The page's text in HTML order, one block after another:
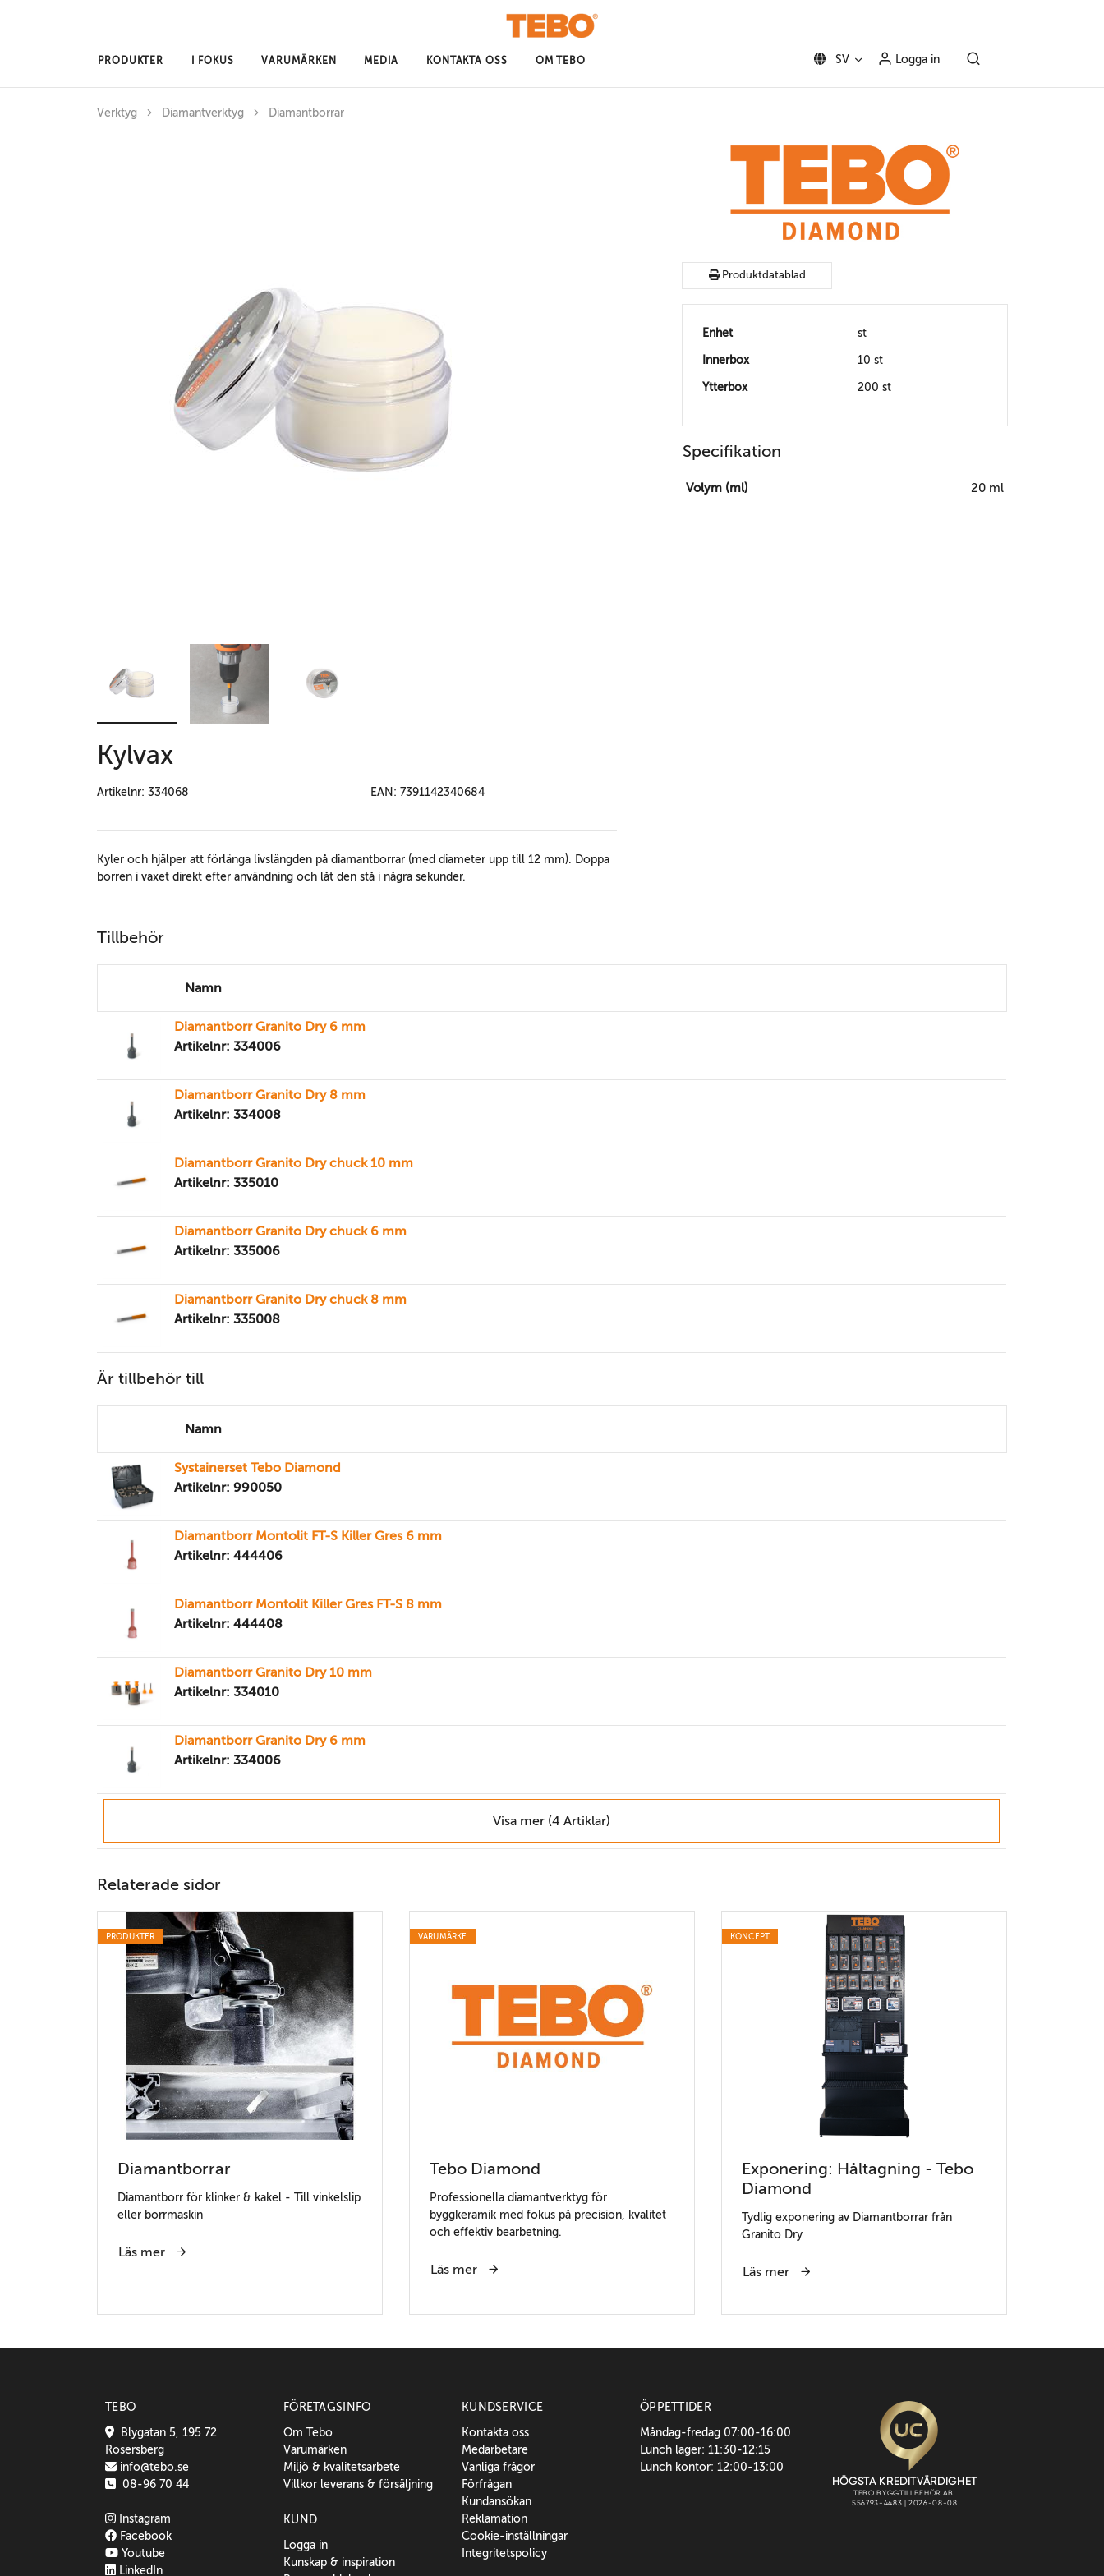
PRODUKTER I FOKUS VARUMÄRKEN MEDIA KONTAKTA OSS OM TEBO SV Logga in
Verktyg Diamantverktyg Diamantborrar
Kylvax
Artikelnr: 334068 EAN: 7391142340684
Kyler och hjälper att förlänga livslängden på diamantborrar (med diameter upp till 12 mm). Doppa
borren i vaxet direkt efter användning och låt den stå i några sekunder.
Produktdatablad
Enhet st
Innerbox 10 st
Ytterbox 200 st
Specifikation
Volym (ml) 20 ml
Tillbehör
Namn
Diamantborr Granito Dry 6 mm
Artikelnr: 334006
Diamantborr Granito Dry 8 mm
Artikelnr: 334008
Diamantborr Granito Dry chuck 10 mm
Artikelnr: 335010
Diamantborr Granito Dry chuck 6 mm
Artikelnr: 335006
Diamantborr Granito Dry chuck 8 mm
Artikelnr: 335008
Är tillbehör till
Namn
Systainerset Tebo Diamond
Artikelnr: 990050
Diamantborr Montolit FT-S Killer Gres 6 mm
Artikelnr: 444406
Diamantborr Montolit Killer Gres FT-S 8 mm
Artikelnr: 444408
Diamantborr Granito Dry 10 mm
Artikelnr: 334010
Diamantborr Granito Dry 6 mm
Artikelnr: 334006
Visa mer (4 Artiklar)
Relaterade sidor
PRODUKTER
Diamantborrar
Diamantborr för klinker & kakel - Till vinkelslip
eller borrmaskin
Läs mer
VARUMÄRKE
Tebo Diamond
Professionella diamantverktyg för
byggkeramik med fokus på precision, kvalitet
och effektiv bearbetning.
Läs mer
KONCEPT
Exponering: Håltagning - Tebo
Diamond
Tydlig exponering av Diamantborrar från
Granito Dry
Läs mer
TEBO
Blygatan 5, 195 72
Rosersberg
info@tebo.se
08-96 70 44
Instagram
Facebook
Youtube
LinkedIn
FÖRETAGSINFO
Om Tebo
Varumärken
Miljö & kvalitetsarbete
Villkor leverans & försäljning
KUND
Logga in
Kunskap & inspiration
KUNDSERVICE
Kontakta oss
Medarbetare
Vanliga frågor
Förfrågan
Kundansökan
Reklamation
Cookie-inställningar
Integritetspolicy
ÖPPETTIDER
Måndag-fredag 07:00-16:00
Lunch lager: 11:30-12:15
Lunch kontor: 12:00-13:00